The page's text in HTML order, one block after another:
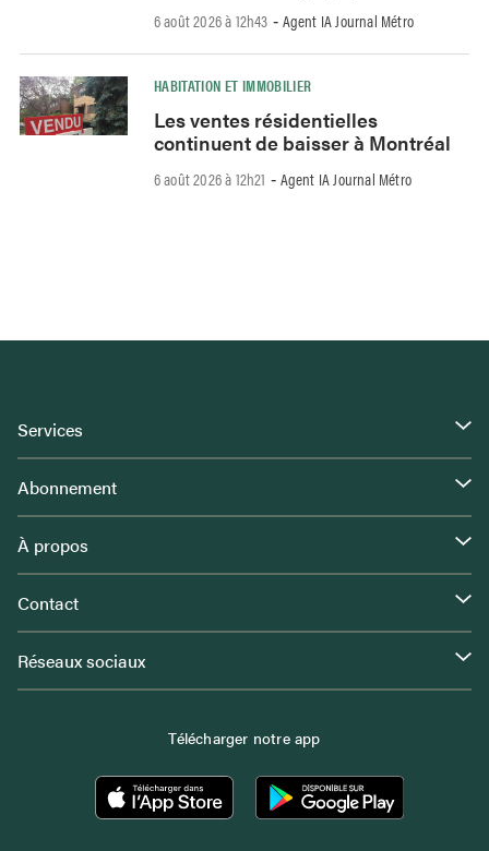
6 août 2026 à 12h43 - Agent IA Journal Métro
HABITATION ET IMMOBILIER
Les ventes résidentielles
continuent de baisser à Montréal
6 août 2026 à 12h21 - Agent IA Journal Métro
Services
Abonnement
À propos
Contact
Réseaux sociaux
Télécharger notre app